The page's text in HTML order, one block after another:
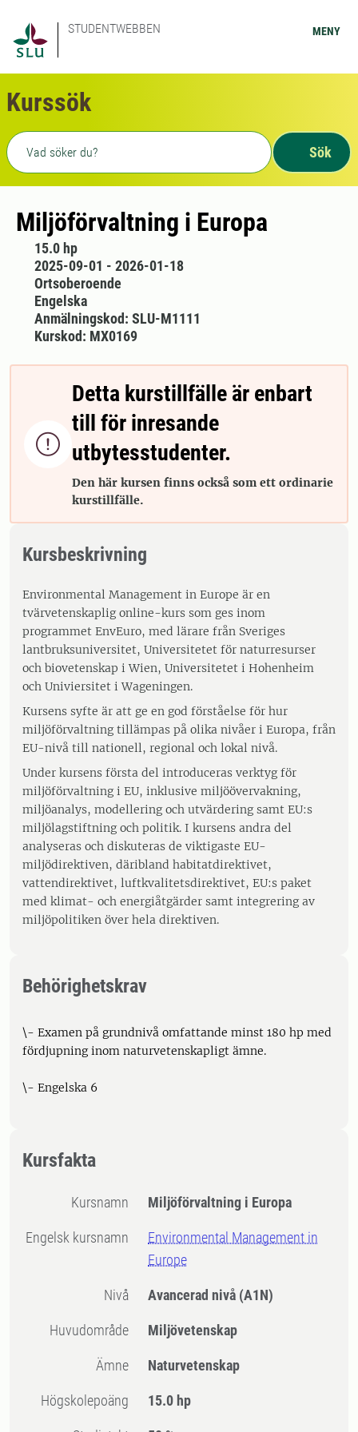
STUDENTWEBBEN MENY
Kurssök
Fritext sökning
Sök
Miljöförvaltning i Europa
15.0 hp
2025-09-01 - 2026-01-18
Ortsoberoende
Engelska
Anmälningskod: SLU-M1111
Kurskod: MX0169

Detta kurstillfälle är enbart
till för inresande
utbytesstudenter.
Den här kursen finns också som ett ordinarie
kurstillfälle.
Kursbeskrivning
Environmental Management in Europe är en
tvärvetenskaplig online-kurs som ges inom
programmet EnvEuro, med lärare från Sveriges
lantbruksuniversitet, Universitetet för naturresurser
och biovetenskap i Wien, Universitetet i Hohenheim
och Univiersitet i Wageningen.
Kursens syfte är att ge en god förståelse för hur
miljöförvaltning tillämpas på olika nivåer i Europa, från
EU-nivå till nationell, regional och lokal nivå.
Under kursens första del introduceras verktyg för
miljöförvaltning i EU, inklusive miljöövervakning,
miljöanalys, modellering och utvärdering samt EU:s
miljölagstiftning och politik. I kursens andra del
analyseras och diskuteras de viktigaste EU-
miljödirektiven, däribland habitatdirektivet,
vattendirektivet, luftkvalitetsdirektivet, EU:s paket
med klimat- och energiåtgärder samt integrering av
miljöpolitiken över hela direktiven.
Behörighetskrav
\- Examen på grundnivå omfattande minst 180 hp med
fördjupning inom naturvetenskapligt ämne.
\- Engelska 6
Kursfakta
Kursnamn Miljöförvaltning i Europa
Engelsk kursnamn
Environmental Management in
Europe
Nivå Avancerad nivå (A1N)
Huvudområde Miljövetenskap
Ämne Naturvetenskap
högskolepoäng 15.0 hp